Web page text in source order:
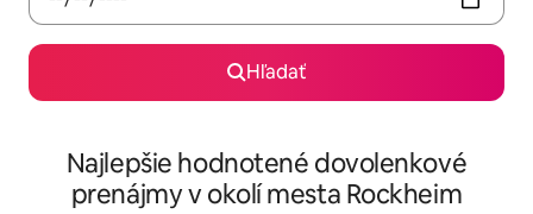
Hľadať
Najlepšie hodnotené dovolenkové
prenájmy v okolí mesta Rockheim